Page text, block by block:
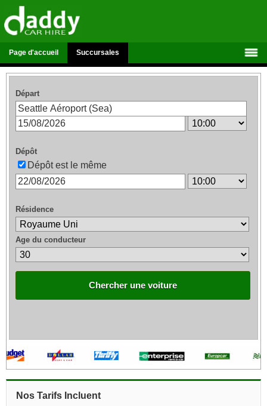
Page d'accueil Succursales
Départ
Dépôt
Dépôt est le même
Résidence
Age du conducteur
Chercher une voiture
Nos Tarifs Incluent